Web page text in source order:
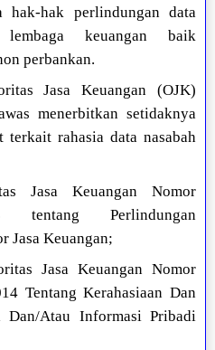
hak-hak perlindungan data
keuangan baik
perbankan.
Jasa Keuangan (OJK)
menerbitkan setidaknya
rahasia data nasabah
Jasa Keuangan Nomor
tentang Perlindungan
Jasa Keuangan;
Jasa Keuangan Nomor
Tentang Kerahasiaan Dan
Dan/Atau Informasi Pribadi